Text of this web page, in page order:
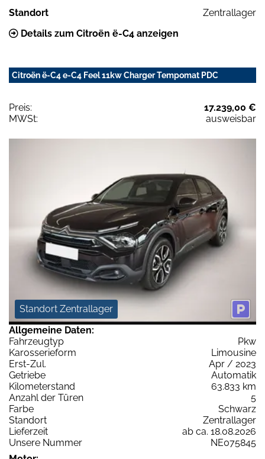
Standort
Zentrallager
Details zum Citroën ë-C4 anzeigen
Citroën ë-C4 e-C4 Feel 11kw Charger Tempomat PDC
Preis:
17.239,00 €
MWSt:
ausweisbar
Standort Zentrallager
Allgemeine Daten:
Fahrzeugtyp
Pkw
Karosserieform
Limousine
Erst-Zul.
Apr / 2023
Getriebe
Automatik
Kilometerstand
63.833 km
Anzahl der Türen
5
Farbe
Schwarz
Standort
Zentrallager
Lieferzeit
ab ca. 18.08.2026
Unsere Nummer
NE075845